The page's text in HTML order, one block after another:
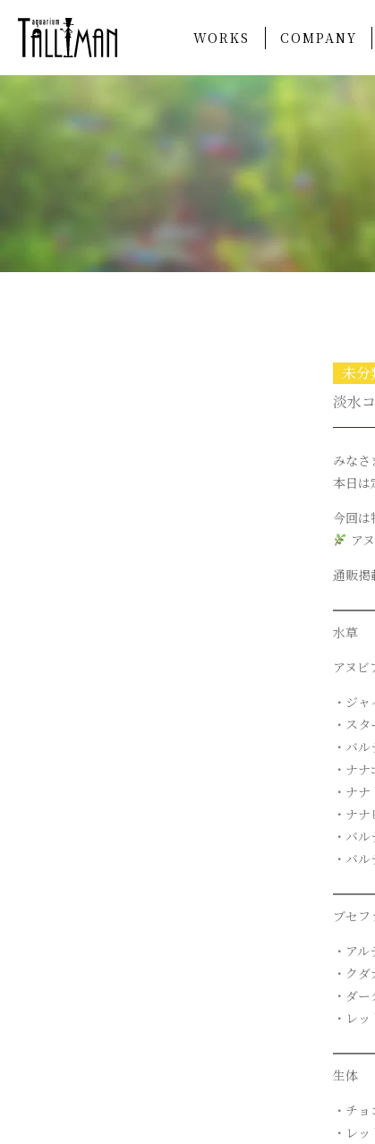
WORKS COMPANY
未分
淡水
みなさ
本日は
今回
ア
通販掲
水草
アヌ
・ジ
・ス
・バ
・ナ
・ナ
・ナ
・バ
・バ
ブセ
・ア
・ク
・ダ
・レ
生体
・チ
・レ